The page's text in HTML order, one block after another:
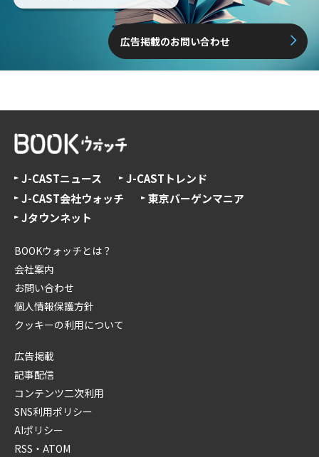
広告掲載のお問い合わせ
J-CASTニュース
J-CASTトレンド
J-CAST会社ウォッチ
東京バーゲンマニア
Jタウンネット
BOOKウォッチとは？
会社案内
お問い合わせ
個人情報保護方針
クッキーの利用について
広告掲載
記事配信
コンテンツ二次利用
SNS利用ポリシー
AIポリシー
RSS・ATOM